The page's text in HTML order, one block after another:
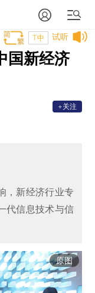
试听
T中
国新经济
+关注
，新经济行业专
代信息技术与信
原图